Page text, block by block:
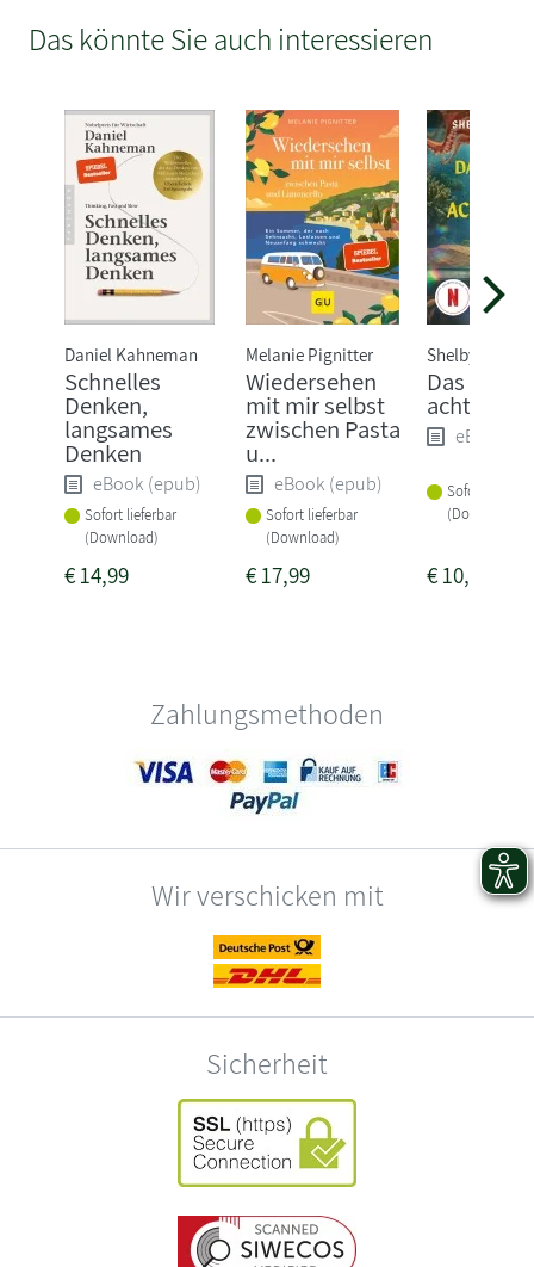
Das könnte Sie auch interessieren
Daniel Kahneman
Schnelles
Denken,
langsames
Denken
eBook (epub)
Sofort lieferbar
(Download)
€14,99
Melanie Pignitter
Wiedersehen
mit mir selbst
zwischen Pasta
u...
eBook (epub)
Sofort lieferbar
(Download)
€17,99
Shelby van
Das
acht Arme
eBook
Sofort
(Download)
€10,99
Zahlungsmethoden
Wir verschicken mit
Sicherheit